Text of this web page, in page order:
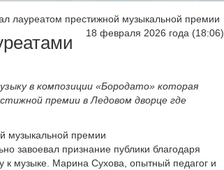
лауреатом престижной музыкальной премии
18 февраля 2026 года (18:06)
в композиции «Бородато» которая
премии в Ледовом дворце где
завоевал признание публики благодаря
к музыке. Марина Сухова, опытный педагог и